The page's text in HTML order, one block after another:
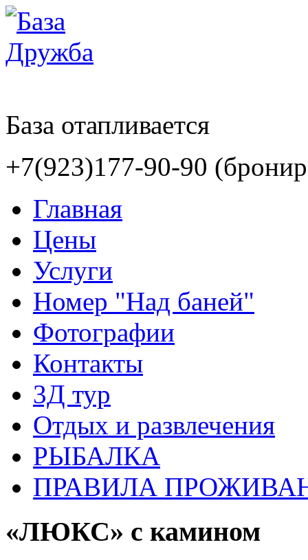
База отапливается
+7(923)177-90-90
Главная
Цены
Услуги
Номер "Над баней"
Фотографии
Контакты
3Д тур
Отдых и развлечения
РЫБАЛКА
ПРАВИЛА
«ЛЮКС» с камином